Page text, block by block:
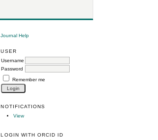
Journal Help
USER
Username
Password
Remember me
NOTIFICATIONS
View
LOGIN WITH ORCID ID